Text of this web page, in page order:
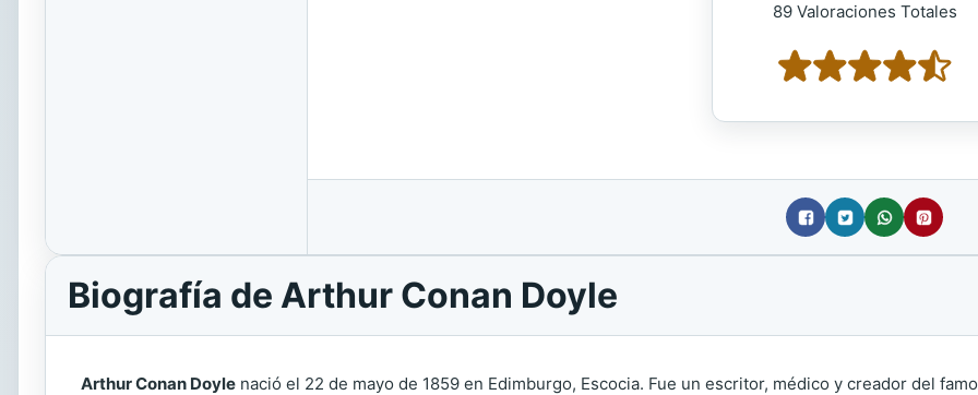
89 Valoraciones Totales
Biografía de Arthur Conan Doyle
Arthur Conan Doyle nació el 22 de mayo de 1859 en Edimburgo, Escocia. Fue un escritor, médico y creador del